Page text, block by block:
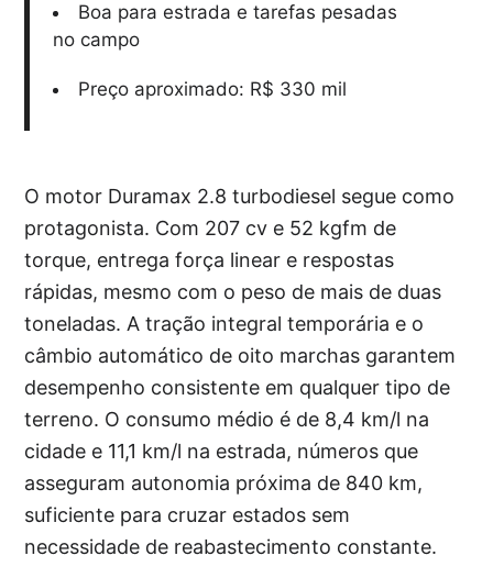
Boa para estrada e tarefas pesadas
no campo
Preço aproximado: R$ 330 mil
O motor Duramax 2.8 turbodiesel segue como
protagonista. Com 207 cv e 52 kgfm de
torque, entrega força linear e respostas
rápidas, mesmo com o peso de mais de duas
toneladas. A tração integral temporária e o
câmbio automático de oito marchas garantem
desempenho consistente em qualquer tipo de
terreno. O consumo médio é de 8,4 km/l na
cidade e 11,1 km/l na estrada, números que
asseguram autonomia próxima de 840 km,
suficiente para cruzar estados sem
necessidade de reabastecimento constante.